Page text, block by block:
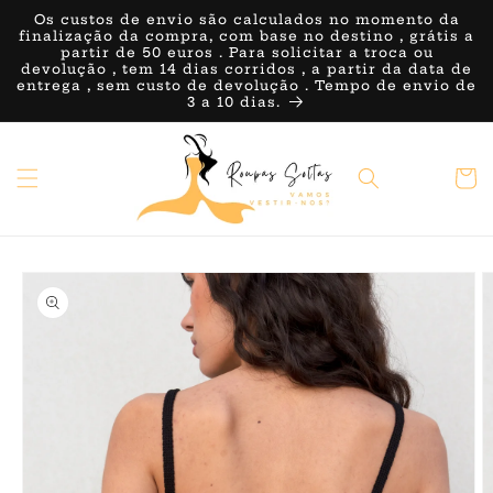
para o
conteúdo
Os custos de envio são calculados no momento da
finalização da compra, com base no destino , grátis a
partir de 50 euros . Para solicitar a troca ou
devolução , tem 14 dias corridos , a partir da data de
entrega , sem custo de devolução . Tempo de envio de
3 a 10 dias.
informação
do produto